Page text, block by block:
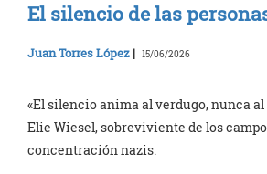
El silencio de las
Juan Torres López | 15/06/2026
«El silencio anima al verdugo, nunca
Elie Wiesel, sobreviviente de los
concentración nazis.